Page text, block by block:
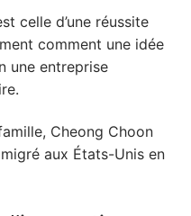
et la
et enjeux techniques
: l'importance des
et modèles
celle d’une réussite
comment une idée
une entreprise
Cheong Choon
aux États-Unis en